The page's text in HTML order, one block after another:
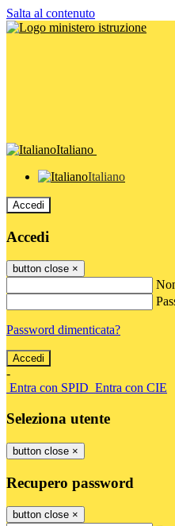
Salta al contenuto
Italiano
Italiano
Accedi
Accedi
button close ×
Password dimenticata?
-
Entra con SPID Entra con CIE
Seleziona utente
button close ×
Recupero password
button close ×